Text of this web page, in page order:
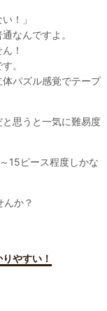
！」
なんですよ。
！
。
パズル感覚でテープ
思うと一気に難易度
15ピース程度しかな
んか？
やすい！